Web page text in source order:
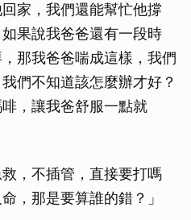
家，我們還能幫忙他撐
果說我爸爸還有一段時
那我爸爸喘成這樣，我們
們不知道該怎麼辦才好？
，讓我爸舒服一點就
，不插管，直接要打嗎
，那是要算誰的錯？」